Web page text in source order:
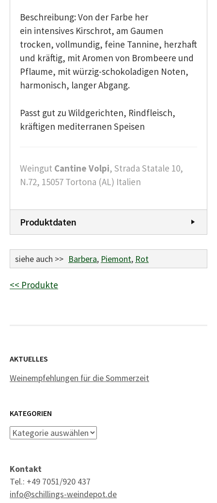
Beschreibung: Von der Farbe her
ein intensives Kirschrot, am Gaumen
trocken, vollmundig, feine Tannine, herzhaft
und kräftig, mit Aromen von Brombeere und
Pflaume, mit würzig-schokoladigen Noten,
harmonisch, langer Abgang.
Passt gut zu Wildgerichten, Rindfleisch,
kräftigen mediterranen Speisen
Weingut Cantine Volpi, Strada Statale 10,
N.72, 15057 Tortona (AL) Italien
Produktdaten
siehe auch >> Barbera, Piemont, Rot
<< Produkte
AKTUELLES
Weinempfehlungen für die Sommerzeit
KATEGORIEN
Kategorien
Kontakt
Tel.: +49 7051/920 437
info@schillings-weindepot.de